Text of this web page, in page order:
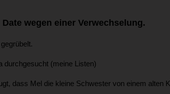
Date wegen einer Verwechselung.
durchgesucht (meine Listen)
dass Mel die kleine Schwester von einem alten